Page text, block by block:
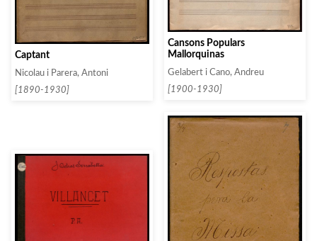
Captant
Nicolau i Parera, Antoni
[1890-1930]
Cansons Populars
Mallorquinas
Gelabert i Cano, Andreu
[1900-1930]